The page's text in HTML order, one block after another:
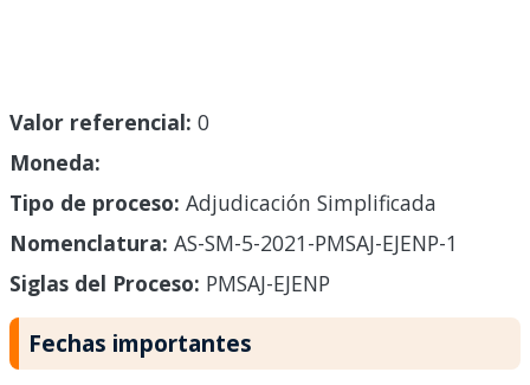
Valor referencial: 0
Moneda:
Tipo de proceso: Adjudicación Simplificada
Nomenclatura: AS-SM-5-2021-PMSAJ-EJENP-1
Siglas del Proceso: PMSAJ-EJENP
Fechas importantes